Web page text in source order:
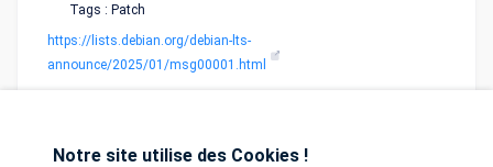
Tags : Patch
https://lists.debian.org/debian-lts-
announce/2025/01/msg00001.html
Notre site utilise des Cookies !